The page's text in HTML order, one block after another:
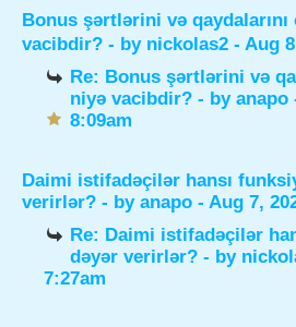
Bonus şərtlərini və
vacibdir? - by nickolas2 - Aug
Re: Bonus şərtlərini və
niyə vacibdir? - byanapo
8:09am
Daimi istifadəçilər hansı
verirlər? - by anapo - Aug 7,
Re: Daimi istifadəçilər
dəyər verirlər? - by
7:27am